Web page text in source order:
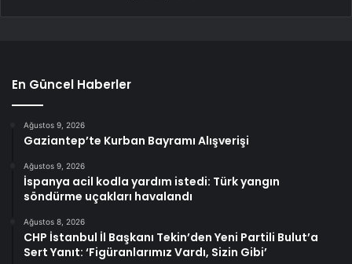
En Güncel Haberler
Ağustos 9, 2026
Gaziantep’te Kurban Bayramı Alışverişi
Ağustos 9, 2026
İspanya acil kodla yardım istedi: Türk yangın
söndürme uçakları havalandı
Ağustos 8, 2026
CHP İstanbul İl Başkanı Tekin’den Yeni Partili Bulut’a
Sert Yanıt: ‘Figüranlarımız Vardı, Sizin Gibi’